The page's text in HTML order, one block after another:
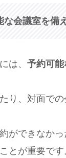
会議室を備
は、 予約可
り、対面で
ができなか
とが重要です